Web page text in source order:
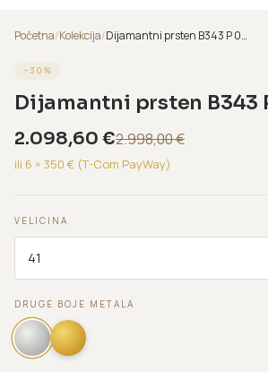
Početna/Kolekcija/ Dijamantni prsten B343 P 0,50ct LO
−30 %
Dijamantni prsten B343
2.098,60 €2.998,00€
ili 6 × 350 € (T-Com PayWay)
VELICINA
DRUGE BOJE METALA